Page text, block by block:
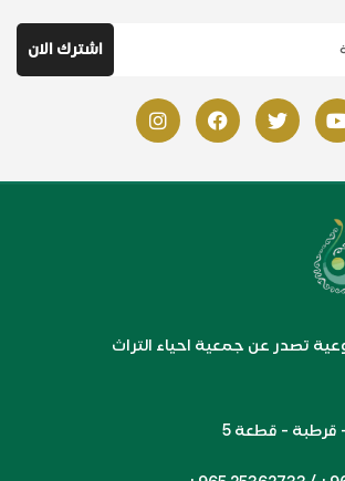
تصدر عن جمعية احياء التراث
قرطبة - قطعة 5